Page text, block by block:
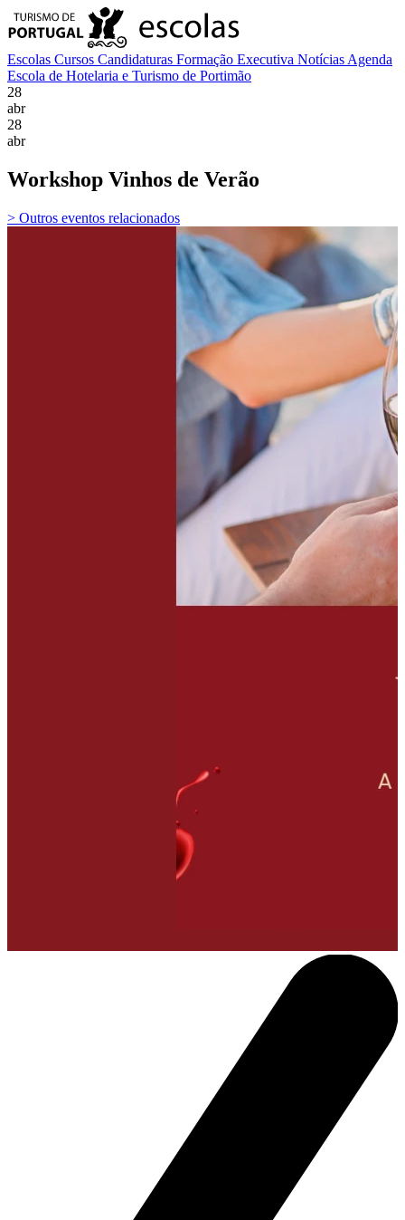
Escolas Cursos Candidaturas Formação Executiva Notícias Agenda
Escola de Hotelaria e Turismo de Portimão
28
abr
28
abr
Workshop Vinhos de Verão
> Outros eventos relacionados